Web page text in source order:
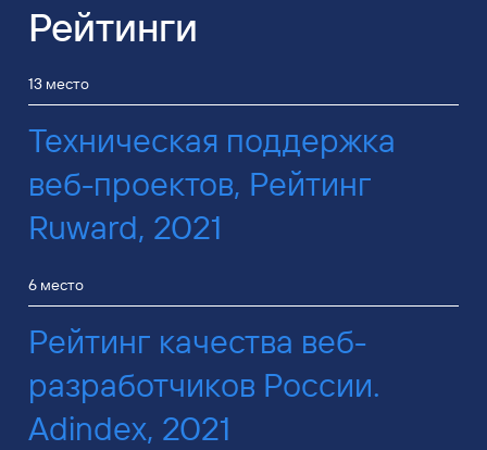
Рейтинги
13 место
Техническая поддержка
веб-проектов, Рейтинг
Ruward, 2021
6 место
Рейтинг качества веб-
разработчиков России.
Adindex, 2021